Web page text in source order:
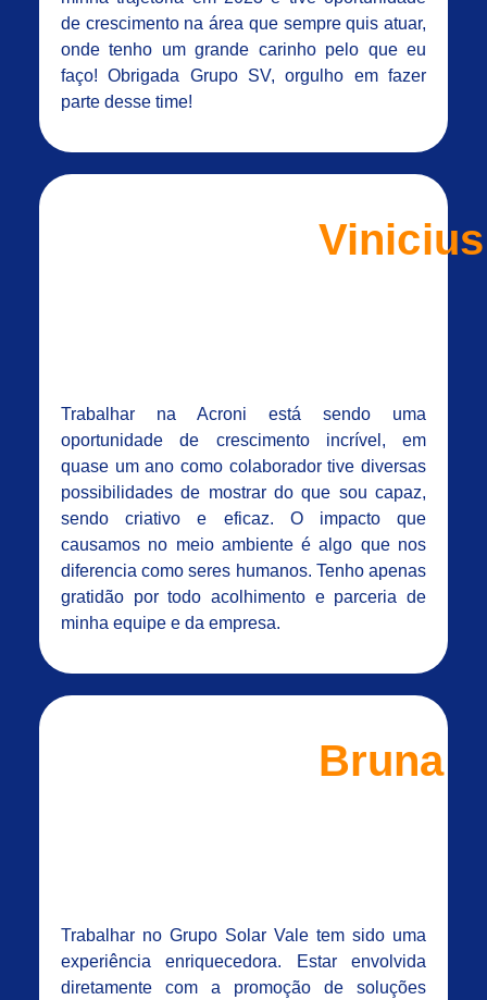
de crescimento na área que sempre quis atuar,
onde tenho um grande carinho pelo que eu
faço! Obrigada Grupo SV, orgulho em fazer
parte desse time!
Vinicius
Trabalhar na Acroni está sendo uma
oportunidade de crescimento incrível, em
quase um ano como colaborador tive diversas
possibilidades de mostrar do que sou capaz,
sendo criativo e eficaz. O impacto que
causamos no meio ambiente é algo que nos
diferencia como seres humanos. Tenho apenas
gratidão por todo acolhimento e parceria de
minha equipe e da empresa.
Bruna
Trabalhar no Grupo Solar Vale tem sido uma
experiência enriquecedora. Estar envolvida
diretamente com a promoção de soluções